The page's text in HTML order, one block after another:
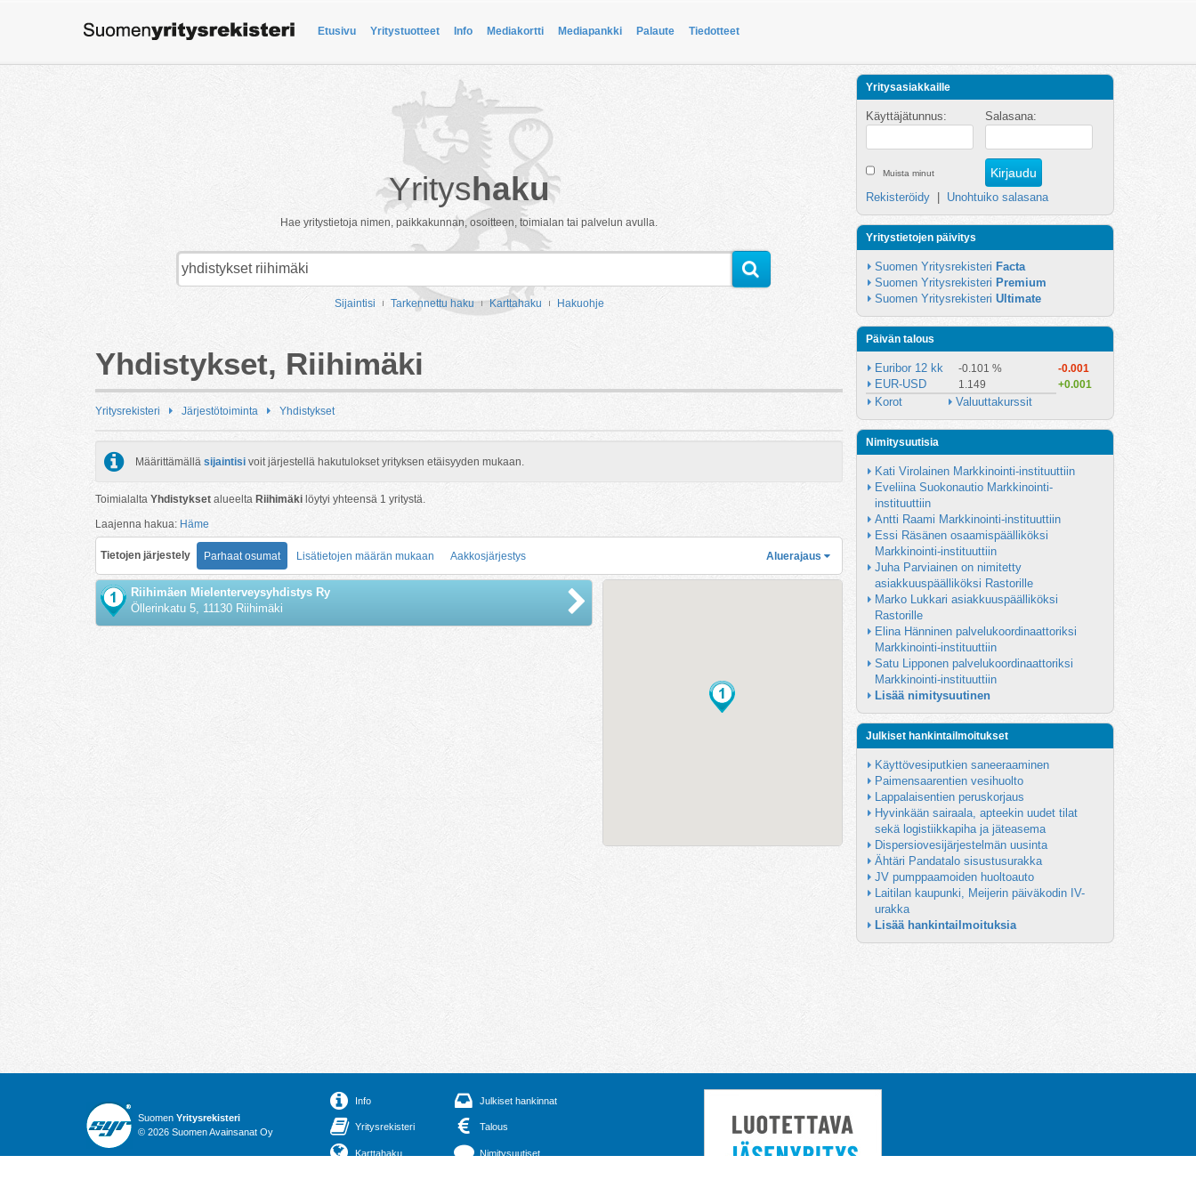
Etusivu Yritystuotteet Info Mediakortti Mediapankki Palaute Tiedotteet
Yrityshaku
Hae yritystietoja nimen, paikkakunnan, osoitteen, toimialan tai palvelun avulla.
Sijaintisi Tarkennettu haku Karttahaku Hakuohje
Yhdistykset, Riihimäki
Yritysrekisteri Järjestötoiminta Yhdistykset
Määrittämällä sijaintisi voit järjestellä hakutulokset yrityksen etäisyyden mukaan.
Toimialalta Yhdistykset alueelta Riihimäki löytyi yhteensä 1 yritystä.
Laajenna hakua: Häme
Tietojen järjestely Parhaat osumat Lisätietojen määrän mukaan Aakkosjärjestys Aluerajaus
Riihimäen Mielenterveysyhdistys Ry
Öllerinkatu 5, 11130 Riihimäki
Yritysasiakkaille
Käyttäjätunnus: Salasana:
Muista minut
Rekisteröidy Unohtuiko salasana
Yritystietojen päivitys
Suomen Yritysrekisteri Facta
Suomen Yritysrekisteri Premium
Suomen Yritysrekisteri Ultimate
Päivän talous
Euribor 12 kk -0.101 % -0.001
EUR-USD 1.149 +0.001
Korot Valuuttakurssit
Nimitysuutisia
Kati Virolainen Markkinointi-instituuttiin
Eveliina Suokonautio Markkinointi-
instituuttiin
Antti Raami Markkinointi-instituuttiin
Essi Räsänen osaamispäälliköksi
Markkinointi-instituuttiin
Juha Parviainen on nimitetty
asiakkuuspäälliköksi Rastorille
Marko Lukkari asiakkuuspäälliköksi
Rastorille
Elina Hänninen palvelukoordinaattoriksi
Markkinointi-instituuttiin
Satu Lipponen palvelukoordinaattoriksi
Markkinointi-instituuttiin
Lisää nimitysuutinen
Julkiset hankintailmoitukset
Käyttövesiputkien saneeraaminen
Paimensaarentien vesihuolto
Lappalaisentien peruskorjaus
Hyvinkään sairaala, apteekin uudet tilat
sekä logistiikkapiha ja jäteasema
Dispersiovesijärjestelmän uusinta
Ähtäri Pandatalo sisustusurakka
JV pumppaamoiden huoltoauto
Laitilan kaupunki, Meijerin päiväkodin IV-
urakka
Lisää hankintailmoituksia
Suomen Yritysrekisteri
© 2026 Suomen Avainsanat Oy
Info
Yritysrekisteri
Karttahaku
Julkiset hankinnat
Talous
Nimitysuutiset